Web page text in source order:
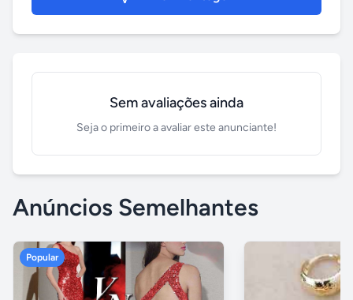
Sem avaliações ainda
Seja o primeiro a avaliar este anunciante!
Anúncios Semelhantes
Popular